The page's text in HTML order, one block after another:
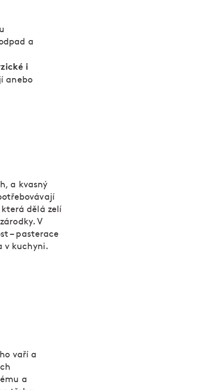
a
i
anebo
a kvasný
dělá zelí
V
– pasterace
v kuchyni.
vaří a
a